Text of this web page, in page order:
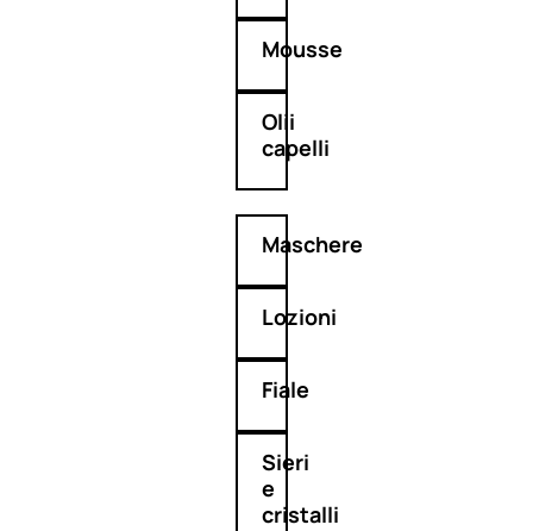
Mousse
Olii
capelli
Maschere
Lozioni
Fiale
Sieri
e
cristalli